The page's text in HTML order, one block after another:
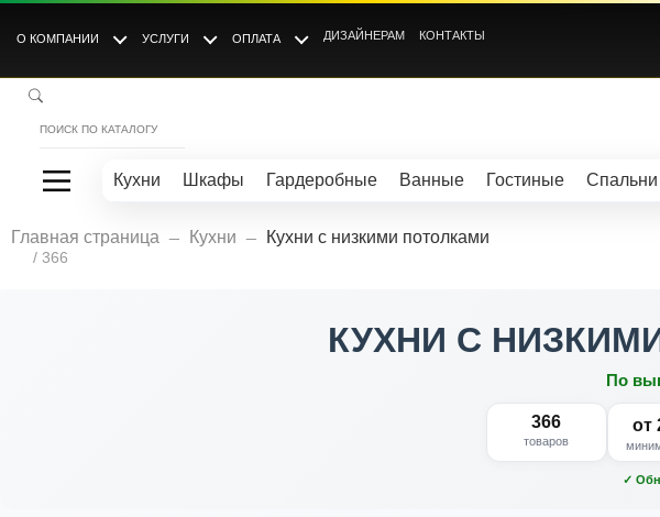
О КОМПАНИИ УСЛУГИ ОПЛАТА ДИЗАЙНЕРАМ КОНТАКТЫ
Кухни Шкафы Гардеробные Ванные Гостиные Спальни
Главная страница Кухни Кухни с низкими потолками
/ 366
КУХНИ С
По
366
товаров
от
✓